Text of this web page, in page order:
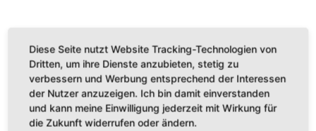
→Spenden & Fördern
Wenn Sie unsere auf Freiwilligen-Arbeit
Diese Seite nutzt Website Tracking-Technologien von
Dritten, um ihre Dienste anzubieten, stetig zu
verbessern und Werbung entsprechend der Interessen
der Nutzer anzuzeigen. Ich bin damit einverstanden
und kann meine Einwilligung jederzeit mit Wirkung für
die Zukunft widerrufen oder ändern.